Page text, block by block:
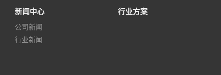
新闻中心
公司新闻
行业新闻
行业方案